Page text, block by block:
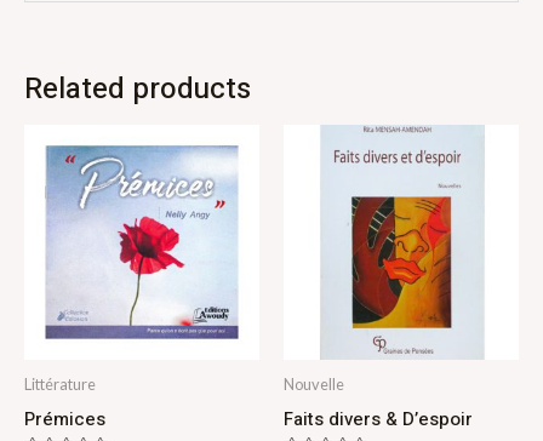
Related products
Littérature
Prémices
Nouvelle
Faits divers & D’espoir